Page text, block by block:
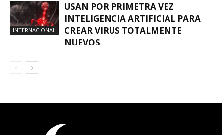
INTERNACIONAL
USAN POR PRIMETRA VEZ
INTELIGENCIA ARTIFICIAL PARA
CREAR VIRUS TOTALMENTE
NUEVOS